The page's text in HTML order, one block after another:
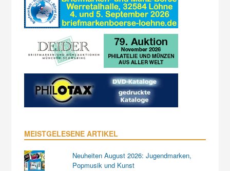
MEISTGELESENE ARTIKEL
Neuheiten August 2026: Jugendmarken,
Popmusik und Kunst